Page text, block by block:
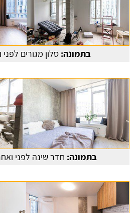
בתמונה: סלון מגורים לפני
בתמונה: חדר שינה לפני